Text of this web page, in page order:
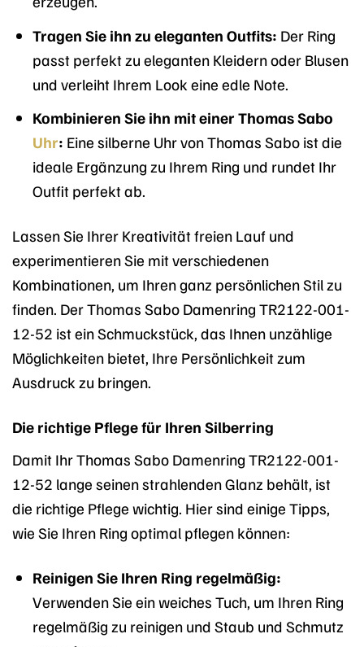
Tragen Sie ihn zu eleganten Outfits: Der Ring
passt perfekt zu eleganten Kleidern oder Blusen
und verleiht Ihrem Look eine edle Note.
Kombinieren Sie ihn mit einer Thomas Sabo
Uhr: Eine silberne Uhr von Thomas Sabo ist die
ideale Ergänzung zu Ihrem Ring und rundet Ihr
Outfit perfekt ab.
Lassen Sie Ihrer Kreativität freien Lauf und
experimentieren Sie mit verschiedenen
Kombinationen, um Ihren ganz persönlichen Stil zu
finden. Der Thomas Sabo Damenring TR2122-001-
12-52 ist ein Schmuckstück, das Ihnen unzählige
Möglichkeiten bietet, Ihre Persönlichkeit zum
Ausdruck zu bringen.
Die richtige Pflege für Ihren Silberring
Damit Ihr Thomas Sabo Damenring TR2122-001-
12-52 lange seinen strahlenden Glanz behält, ist
die richtige Pflege wichtig. Hier sind einige Tipps,
wie Sie Ihren Ring optimal pflegen können:
Reinigen Sie Ihren Ring regelmäßig:
Verwenden Sie ein weiches Tuch, um Ihren Ring
regelmäßig zu reinigen und Staub und Schmutz